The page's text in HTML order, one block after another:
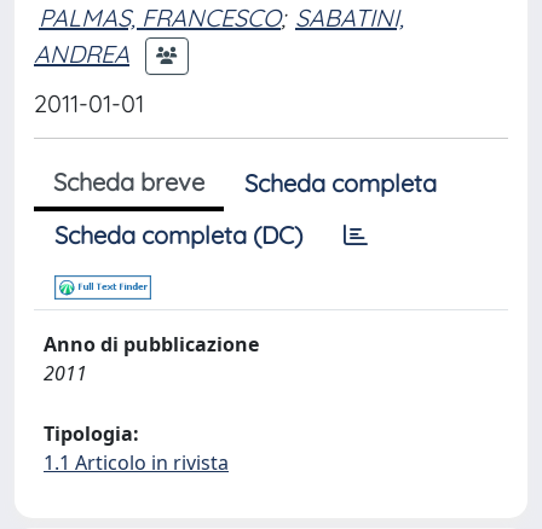
PALMAS, FRANCESCO; SABATINI,
ANDREA
2011-01-01
Scheda breve
Scheda completa
Scheda completa (DC)
Anno di pubblicazione
2011
Tipologia:
1.1 Articolo in rivista